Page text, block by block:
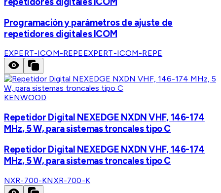
Programación y parámetros de ajuste de
repetidores digitales ICOM
EXPERT-ICOM-REPEEXPERT-ICOM-REPE
KENWOOD
Repetidor Digital NEXEDGE NXDN VHF, 146-174
MHz, 5 W, para sistemas troncales tipo C
Repetidor Digital NEXEDGE NXDN VHF, 146-174
MHz, 5 W, para sistemas troncales tipo C
NXR-700-KNXR-700-K